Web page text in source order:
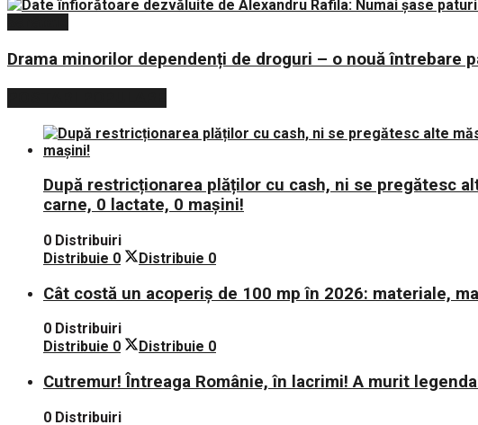
Drama minorilor dependenți de droguri – o nouă întrebare
După restricționarea plăților cu cash, ni se pregătesc
carne, 0 lactate, 0 mașini!
0 Distribuiri
Distribuie 0 Distribuie 0
Cât costă un acoperiș de 100 mp în 2026: materiale,
0 Distribuiri
Distribuie 0 Distribuie 0
Cutremur! Întreaga Românie, în lacrimi! A murit
0 Distribuiri